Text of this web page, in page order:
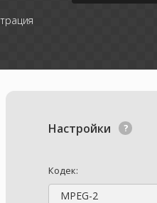
Настройки
Кодек:
MPEG-2